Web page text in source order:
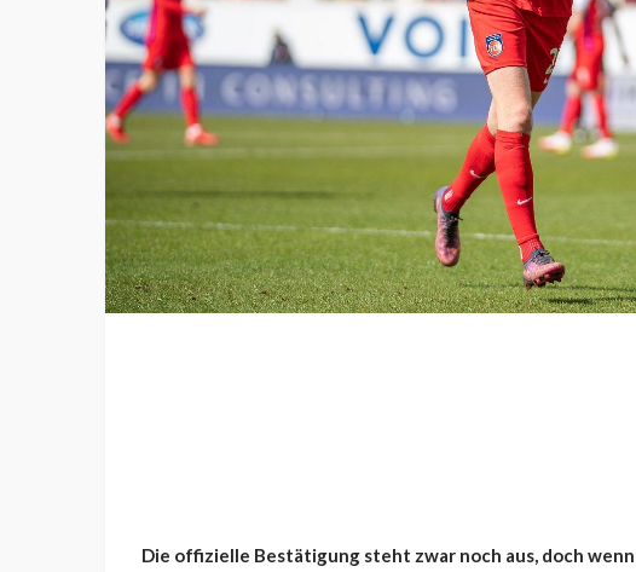
Die offizielle Bestätigung steht zwar noch aus, doch